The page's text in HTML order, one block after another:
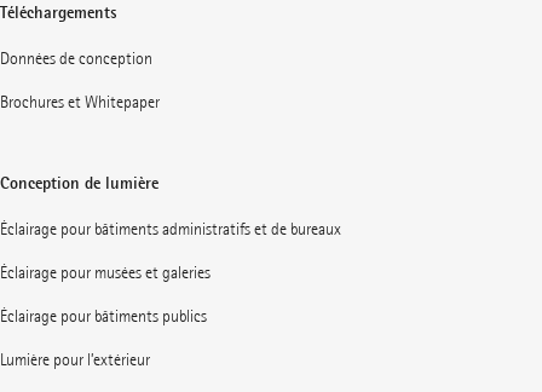
Téléchargements
Données de conception
Brochures et Whitepaper
Conception de lumière
Éclairage pour bâtiments administratifs et de bureaux
Éclairage pour musées et galeries
Éclairage pour bâtiments publics
Lumière pour l’extérieur